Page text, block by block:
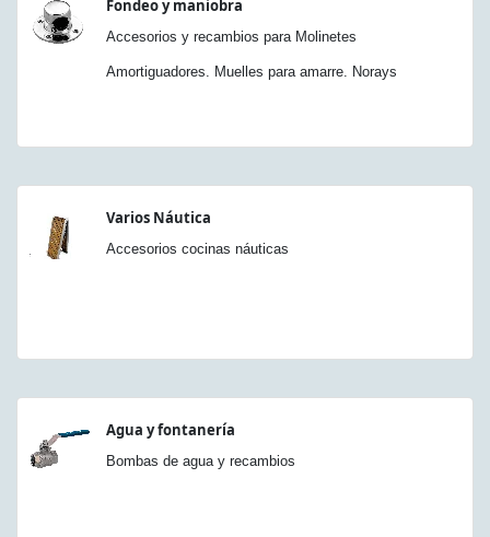
Fondeo y maniobra
Accesorios y recambios para Molinetes
Amortiguadores. Muelles para amarre. Norays
Varios Náutica
Accesorios cocinas náuticas
Agua y fontanería
Bombas de agua y recambios